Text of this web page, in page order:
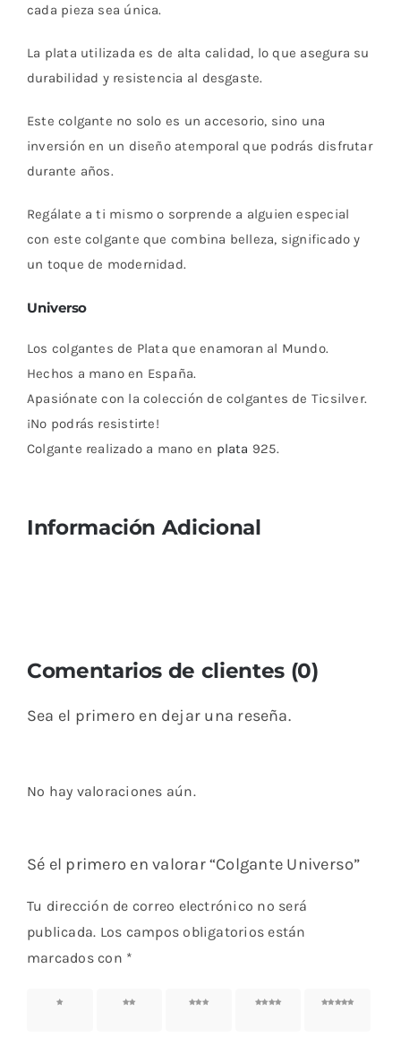
cada pieza sea única.
La plata utilizada es de alta calidad, lo que asegura su
durabilidad y resistencia al desgaste.
Este colgante no solo es un accesorio, sino una
inversión en un diseño atemporal que podrás disfrutar
durante años.
Regálate a ti mismo o sorprende a alguien especial
con este colgante que combina belleza, significado y
un toque de modernidad.
Universo
Los colgantes de Plata que enamoran al Mundo.
Hechos a mano en España.
Apasiónate con la colección de colgantes de Ticsilver.
¡No podrás resistirte!
Colgante realizado a mano en plata 925.
Información Adicional
Comentarios de clientes (0)
Sea el primero en dejar una reseña.
No hay valoraciones aún.
Sé el primero en valorar “Colgante Universo”
Tu dirección de correo electrónico no será
publicada. Los campos obligatorios están
marcados con *
1 de 5
2 de 5
3 de 5
4 de 5
5 de 5